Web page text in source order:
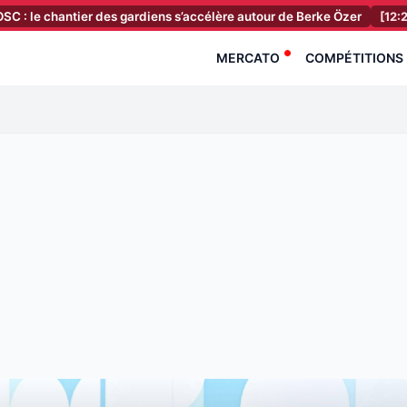
des gardiens s’accélère autour de Berke Özer [12:23] OM,
MERCATO COMPÉTITIONS